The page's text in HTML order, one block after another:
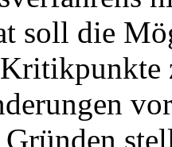
soll die